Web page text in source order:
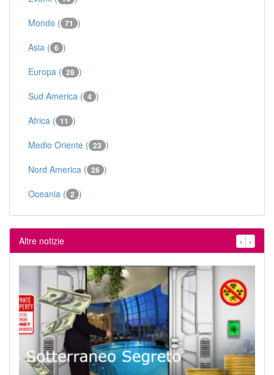
Mondo ( 71 )
Asia ( 6 )
Europa ( 28 )
Sud America ( 4 )
Africa ( 11 )
Medio Oriente ( 23 )
Nord America ( 26 )
Oceania ( 2 )
Altre notizie ‹ ›